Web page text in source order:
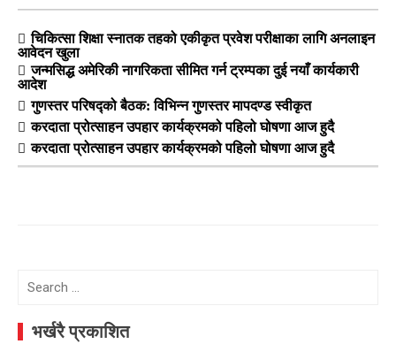
चिकित्सा शिक्षा स्नातक तहको एकीकृत प्रवेश परीक्षाका लागि अनलाइन
आवेदन खुला
जन्मसिद्ध अमेरिकी नागरिकता सीमित गर्न ट्रम्पका दुई नयाँ कार्यकारी
आदेश
गुणस्तर परिषद्को बैठक: विभिन्न गुणस्तर मापदण्ड स्वीकृत
करदाता प्रोत्साहन उपहार कार्यक्रमको पहिलो घोषणा आज हुदै
करदाता प्रोत्साहन उपहार कार्यक्रमको पहिलो घोषणा आज हुदै
Search
भर्खरै प्रकाशित